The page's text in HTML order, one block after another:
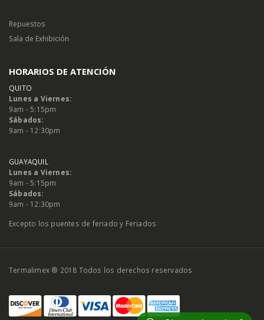
Repuestos
Sala de Exhibición
HORARIOS DE ATENCIÓN
QUITO
Lunes a Viernes:
9am - 5:15pm
Sábados:
9am - 12:30pm
GUAYAQUIL
Lunes a Viernes:
9am - 5:15pm
Sábados:
9am - 12:30pm
Excepto los puentes de feriado y Feriados
Termalimex ® 2018 Todos los derechos reservados